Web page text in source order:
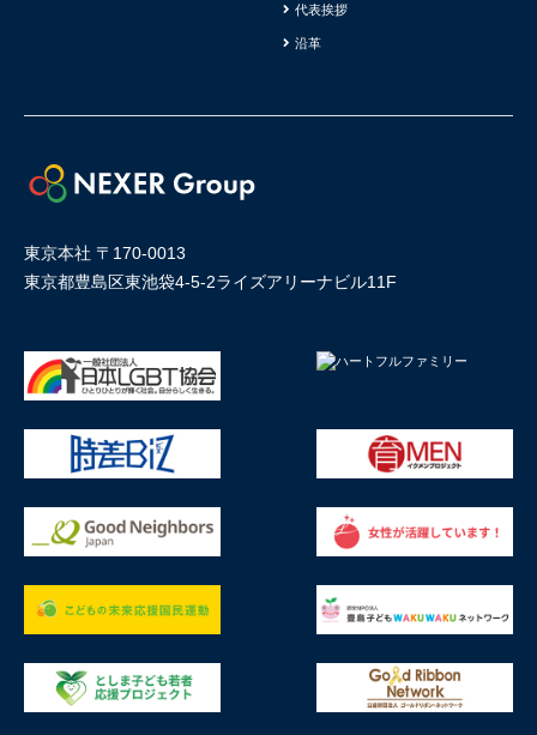
東京本社 〒170-0013
東京都豊島区東池袋4-5-2ライズアリーナビル11F
代表挨拶
沿革